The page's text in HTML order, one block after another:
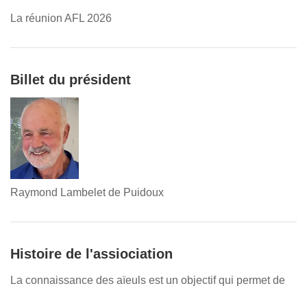
La réunion AFL 2026
Billet du président
Raymond Lambelet de Puidoux
Histoire de l'assiociation
La connaissance des aïeuls est un objectif qui permet de